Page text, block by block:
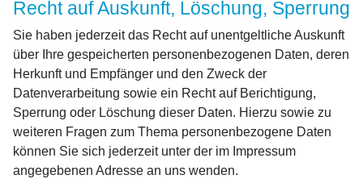
Recht auf Auskunft, Löschung, Sperrung
Sie haben jederzeit das Recht auf unentgeltliche Auskunft
über Ihre gespeicherten personenbezogenen Daten, deren
Herkunft und Empfänger und den Zweck der
Datenverarbeitung sowie ein Recht auf Berichtigung,
Sperrung oder Löschung dieser Daten. Hierzu sowie zu
weiteren Fragen zum Thema personenbezogene Daten
können Sie sich jederzeit unter der im Impressum
angegebenen Adresse an uns wenden.